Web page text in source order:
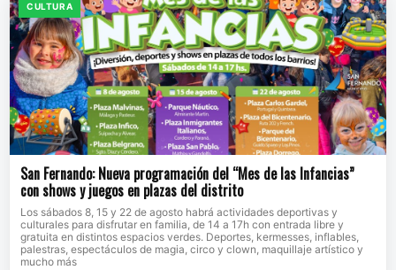
CULTURA
San Fernando: Nueva programación del “Mes de las Infancias”
con shows y juegos en plazas del distrito
Los sábados 8, 15 y 22 de agosto habrá actividades deportivas y
culturales para disfrutar en familia, de 14 a 17h con entrada libre y
gratuita en distintos espacios verdes. Deportes, kermesses, inflables,
palestras, espectáculos de magia, circo y clown, maquillaje artístico y
mucho más